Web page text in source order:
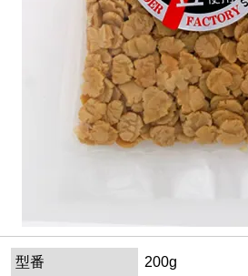
型番
200g